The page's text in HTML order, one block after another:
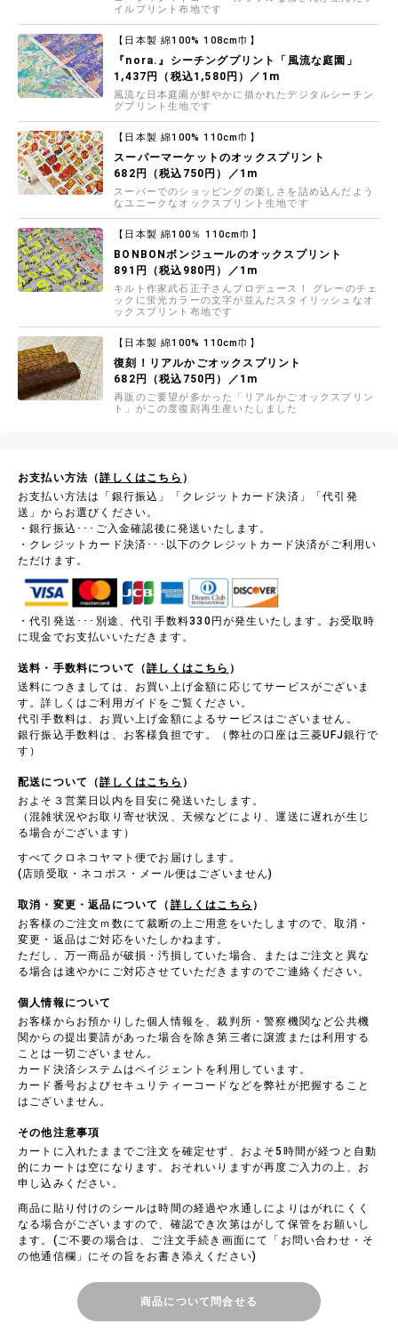
イルプリント布地です
【日本製 綿100% 108cm巾】
『nora.』シーチングプリント「風流な庭園」
1,437円（税込1,580円）／1m
風流な日本庭園が鮮やかに描かれたデジタルシーチン
グプリント生地です
【日本製 綿100% 110cm巾】
スーパーマーケットのオックスプリント
682円（税込750円）／1m
スーパーでのショッピングの楽しさを詰め込んだよう
なユニークなオックスプリント生地です
【日本製 綿100％ 110cm巾】
BONBONボンジュールのオックスプリント
891円（税込980円）／1m
キルト作家武石正子さんプロデュース！ グレーのチェ
ックに蛍光カラーの文字が並んだスタイリッシュなオ
ックスプリント布地です
【日本製 綿100% 110cm巾】
復刻！リアルかごオックスプリント
682円（税込750円）／1m
再販のご要望が多かった「リアルかごオックスプリン
ト」がこの度復刻再生産いたしました
お支払い方法（詳しくはこちら ）
お支払い方法は「銀行振込」「クレジットカード決済」「代引発
送」からお選びください。
・銀行振込･･･ご入金確認後に発送いたします。
・クレジットカード決済･･･以下のクレジットカード決済がご利用い
ただけます。
・代引発送･･･別途、代引手数料330円が発生いたします。お受取時
に現金でお支払いいただきます。
送料・手数料について（詳しくはこちら ）
送料につきましては、お買い上げ金額に応じてサービスがございま
す。詳しくはご利用ガイドをご覧ください。
代引手数料は、お買い上げ金額によるサービスはございません。
銀行振込手数料は、お客様負担です。（弊社の口座は三菱UFJ銀行で
す）
配送について（詳しくはこちら ）
およそ３営業日以内を目安に発送いたします。
（混雑状況やお取り寄せ状況、天候などにより、運送に遅れが生じ
る場合がございます）
すべてクロネコヤマト便でお届けします。
(店頭受取・ネコポス・メール便はございません)
取消・変更・返品について（ 詳しくはこちら ）
お客様のご注文ｍ数にて裁断の上ご用意をいたしますので、取消・
変更・返品はご対応をいたしかねます。
ただし、万一商品が破損・汚損していた場合、またはご注文と異な
る場合は速やかにご対応させていただきますのでご連絡ください。
個人情報について
お客様からお預かりした個人情報を、裁判所・警察機関など公共機
関からの提出要請があった場合を除き第三者に譲渡または利用する
ことは一切ございません。
カード決済システムはペイジェントを利用しています。
カード番号およびセキュリティーコードなどを弊社が把握すること
はございません。
その他注意事項
カートに入れたままでご注文を確定せず、およそ5時間が経つと自動
的にカートは空になります。おそれいりますが再度ご入力の上、お
申し込みください。
商品に貼り付けのシールは時間の経過や水通しによりはがれにくく
なる場合がございますので、確認でき次第はがして保管をお願いし
ます。(ご不要の場合は、ご注文手続き画面にて「お問い合わせ・そ
の他通信欄」にその旨をお書き添えください)
商品について問合せる